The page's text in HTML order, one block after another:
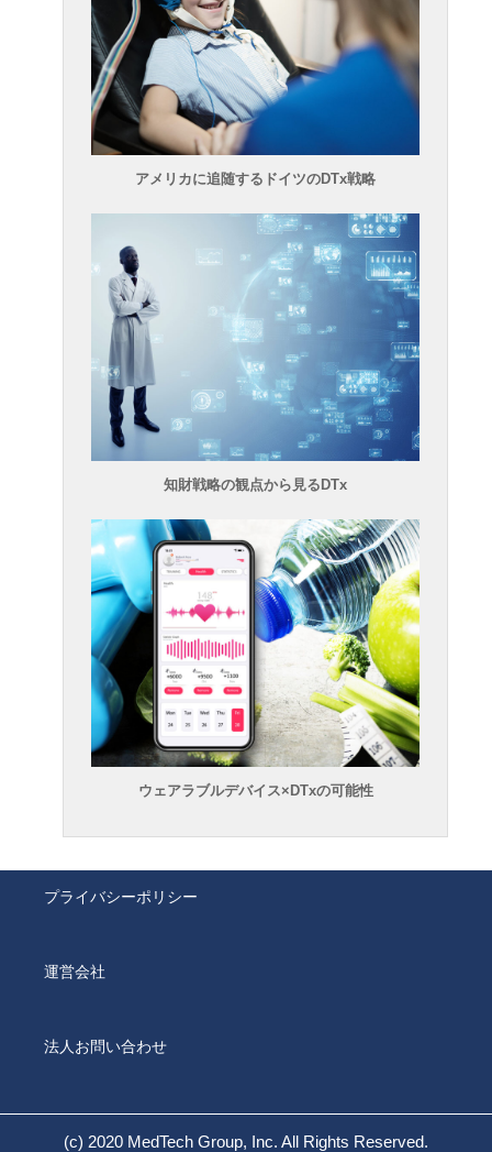
アメリカに追随するドイツのDTx戦略
知財戦略の観点から見るDTx
ウェアラブルデバイス×DTxの可能性
プライバシーポリシー
運営会社
法人お問い合わせ
(c) 2020 MedTech Group, Inc. All Rights Reserved.